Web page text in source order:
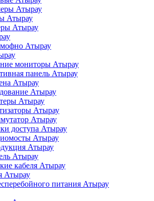
Атырау
Атырау
Атырау
Атырау
мониторы Атырау
панель Атырау
Атырау
Атырау
Атырау
Атырау
Атырау
доступа Атырау
Атырау
Атырау
Атырау
кабеля Атырау
Атырау
питания Атырау